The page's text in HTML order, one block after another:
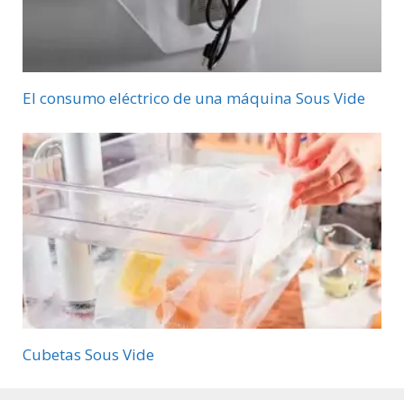
El consumo eléctrico de una máquina Sous Vide
Cubetas Sous Vide